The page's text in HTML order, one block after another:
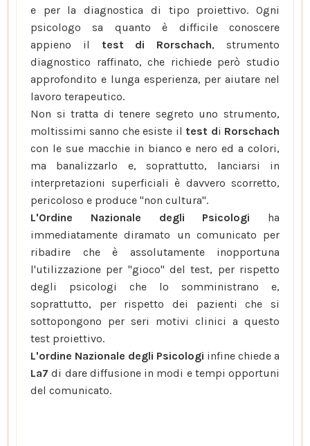
e per la diagnostica di tipo proiettivo. Ogni
psicologo sa quanto è difficile conoscere
appieno il test di Rorschach, strumento
diagnostico raffinato, che richiede però studio
approfondito e lunga esperienza, per aiutare nel
lavoro terapeutico.
Non si tratta di tenere segreto uno strumento,
moltissimi sanno che esiste il test di Rorschach
con le sue macchie in bianco e nero ed a colori,
ma banalizzarlo e, soprattutto, lanciarsi in
interpretazioni superficiali è davvero scorretto,
pericoloso e produce "non cultura".
L'Ordine Nazionale degli Psicologi ha
immediatamente diramato un comunicato per
ribadire che è assolutamente inopportuna
l'utilizzazione per "gioco" del test, per rispetto
degli psicologi che lo somministrano e,
soprattutto, per rispetto dei pazienti che si
sottopongono per seri motivi clinici a questo
test proiettivo.
L'ordine Nazionale degli Psicologi infine chiede a
La7 di dare diffusione in modi e tempi opportuni
del comunicato.